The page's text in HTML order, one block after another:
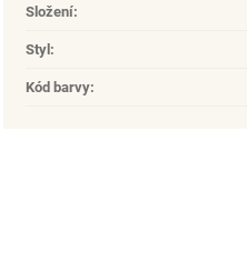
Složení:
Styl:
Kód barvy: